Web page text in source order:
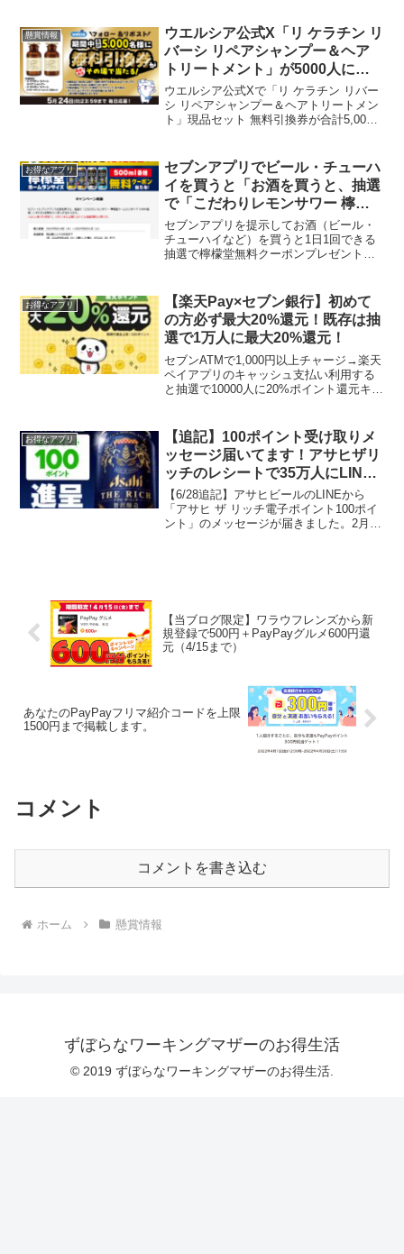
ませんが、当選すると特水は170pt、特茶
は200p...
懸賞情報
ウエルシア公式X「リ ケラチン リ
バーシ リペアシャンプー＆ヘア
トリートメント」が5000人に当
たる
ウエルシア公式Xで「リ ケラチン リバー
シ リペアシャンプー＆ヘアトリートメン
ト」現品セット 無料引換券が合計5,000
をリポスト③画像タップで応募5/24ま
で...
お得なアプリ
セブンアプリでビール・チューハ
イを買うと「お酒を買うと、抽選
で「こだわりレモンサワー 檸檬
堂ホームランサイズ」無料クーポ
ン当たる
セブンアプリを提示してお酒（ビール・
チューハイなど）を買うと1日1回できる
抽選で檸檬堂無料クーポンプレゼントも
えるの待ってました！当たるまで毎日参
加できます▼引き...
お得なアプリ
【楽天Pay×セブン銀行】初めて
の方必ず最大20%還元！既存は抽
選で1万人に最大20%還元！
セブンATMで1,000円以上チャージ→楽天
ペイアプリのキャッシュ支払い利用する
と抽選で10000人に20%ポイント還元キャ
【既存】これまでに楽天Pay利用あり→
抽選...
お得なアプリ
【追記】100ポイント受け取りメ
ッセージ届いてます！アサヒザリ
ッチのレシートで35万人にLINE
ポイント100ポイントもらえる！
ドンキで買うと抽選でmajicaポイ
ント当たる
【6/28追記】アサヒビールのLINEから
「アサヒ ザ リッチ電子ポイント100ポイ
ント」のメッセージが届きました。2月の
【当ブログ限定】ワラウフレンズから新
規登録で500円＋PayPayグルメ600円還
元（4/15まで）
あなたのPayPayフリマ紹介コードを上限
1500円まで掲載します。
コメント
コメントを書き込む
ホーム 懸賞情報
ずぼらなワーキングマザーのお得生活
© 2019 ずぼらなワーキングマザーのお得生活.